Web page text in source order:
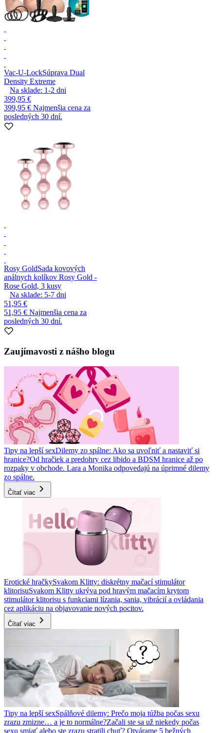
Vac-U-LockSúprava Dual
Density Extreme
Na sklade: 1-2 dni
399,95 €
399,95 € Najmenšia cena za
posledných 30 dní.
Rosy GoldSada kovových
análnych kolíkov Rosy Gold -
Rose Gold, 3 kusy
Na sklade: 5-7 dni
51,95 €
51,95 € Najmenšia cena za
posledných 30 dní.
Zaujímavosti z nášho blogu
Tipy na lepší sexDilemy zo spálne: Ako sa uvoľniť a nastaviť si
hranice?Od hračiek a predohry cez libido a BDSM hranice až po
rozpaky v obchode. Lara a Monika odpovedajú na úprimné dilemy
zo spálne.
Čítať viac
Erotické hračkySvakom Klitty: diskrétny mačací stimulátor
klitorisuSvakom Klitty ukrýva pod hravým mačacím krytom
stimulátor klitorisu s funkciami lízania, sania, vibrácií a ovládania
cez aplikáciu na objavovanie nových pocitov.
Čítať viac
Tipy na lepší sexSpálňové dilemy: Prečo moja túžba počas sexu
zrazu zmizne… a je to normálne?Začali ste sa už niekedy počas
sexu smiať alebo ste zrazu stratili chuť? Otvárame 5 bežných